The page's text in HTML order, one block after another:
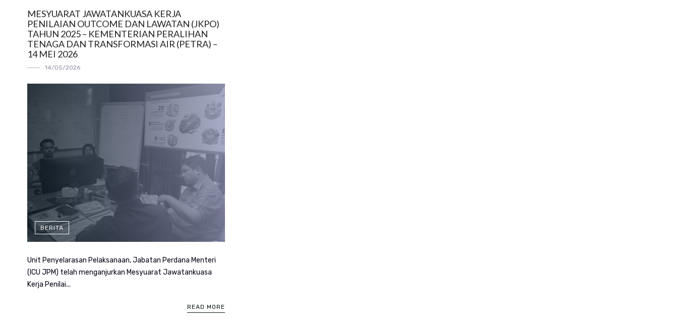
MESYUARAT JAWATANKUASA KERJA
PENILAIAN OUTCOME DAN LAWATAN (JKPO)
TAHUN 2025 – KEMENTERIAN PERALIHAN
TENAGA DAN TRANSFORMASI AIR (PETRA) –
14 MEI 2026
14/05/2026
BERITA
Unit Penyelarasan Pelaksanaan, Jabatan Perdana Menteri
(ICU JPM) telah menganjurkan Mesyuarat Jawatankuasa
Kerja Penilai...
READ MORE